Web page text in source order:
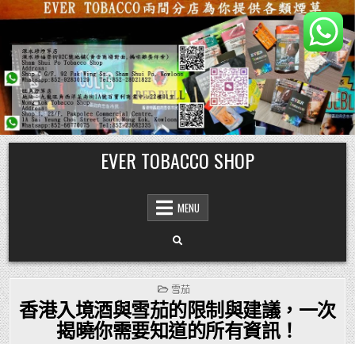
Skip
to
content
EVER TOBACCO SHOP
MENU
POSTED
IN
雪茄
香港入境酒與雪茄的限制與建議，一次
揭曉你需要知道的所有資訊！